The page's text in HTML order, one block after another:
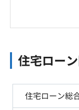
住宅ロー
住宅ローン総